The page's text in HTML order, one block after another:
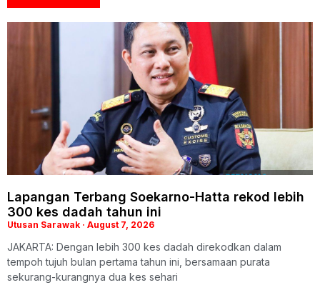
Lapangan Terbang Soekarno-Hatta rekod lebih
300 kes dadah tahun ini
Utusan Sarawak August 7, 2026
JAKARTA: Dengan lebih 300 kes dadah direkodkan dalam
tempoh tujuh bulan pertama tahun ini, bersamaan purata
sekurang-kurangnya dua kes sehari